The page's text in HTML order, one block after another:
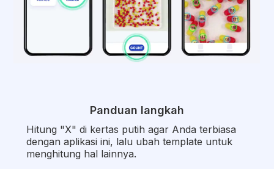
Panduan langkah
Hitung "X" di kertas putih agar Anda terbiasa
dengan aplikasi ini, lalu ubah template untuk
menghitung hal lainnya.